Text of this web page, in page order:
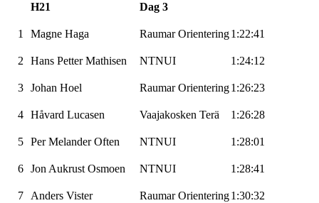
H21 Dag 3
1 Magne Haga RaumarOrientering1:22:41
2 Hans Petter Mathisen NTNUI 1:24:12
3 Johan Hoel RaumarOrientering1:26:23
4 Håvard Lucasen Vaajakosken Terä 1:26:28
5 Per MelanderOften NTNUI 1:28:01
6 Jon Aukrust Osmoen NTNUI 1:28:41
7 Anders Vister RaumarOrientering1:30:32